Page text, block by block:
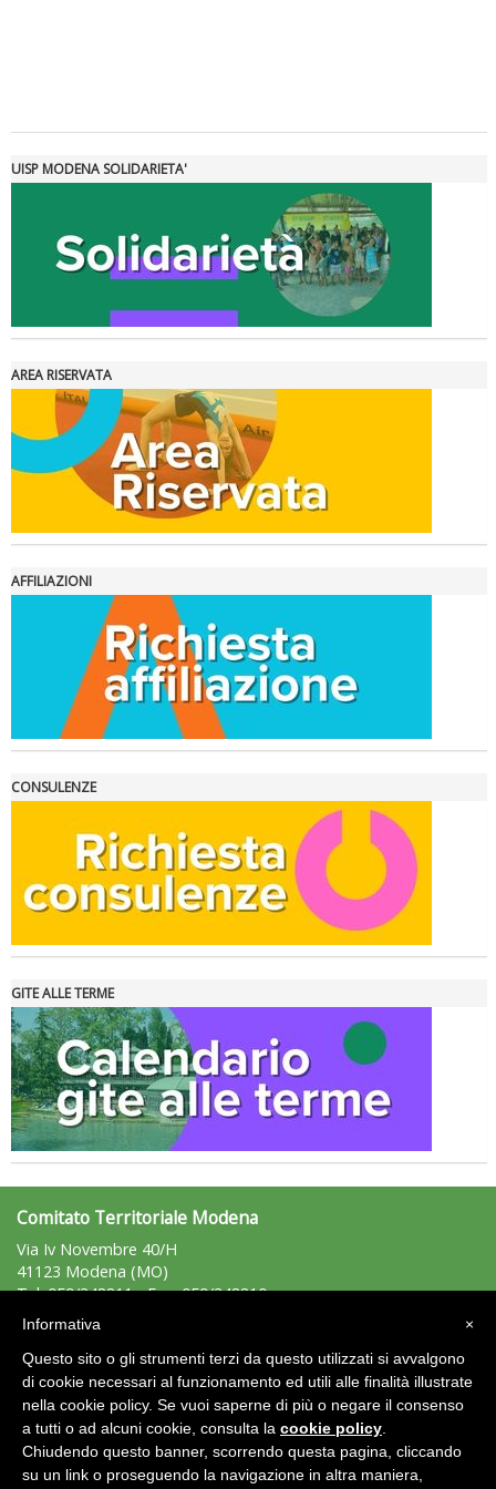
Tiziano Pesce a Radio InBlu2000 traccia il bilancio della stagione
Ddl Lobby, Uisp: “Il Parlamento valorizzi le nostre specificità"
Tiziano Pesce nel Cda di Fondazione Terzjus: prima riunione a
Roma
UISP MODENA SOLIDARIETA'
AREA RISERVATA
AFFILIAZIONI
CONSULENZE
GITE ALLE TERME
Comitato Territoriale Modena
Via Iv Novembre 40/H
41123 Modena (MO)
Tel: 059/348811 - Fax: 059/348810
e-mail:modena@uisp.it
P.Iva: 02231330362
Area Riservata 2.0
×
Informativa
Questo sito o gli strumenti terzi da questo utilizzati si avvalgono
di cookie necessari al funzionamento ed utili alle finalità illustrate
nella cookie policy. Se vuoi saperne di più o negare il consenso
a tutti o ad alcuni cookie, consulta la cookie policy
Chiudendo questo banner, scorrendo questa pagina, cliccando
su un link o proseguendo la navigazione in altra maniera,